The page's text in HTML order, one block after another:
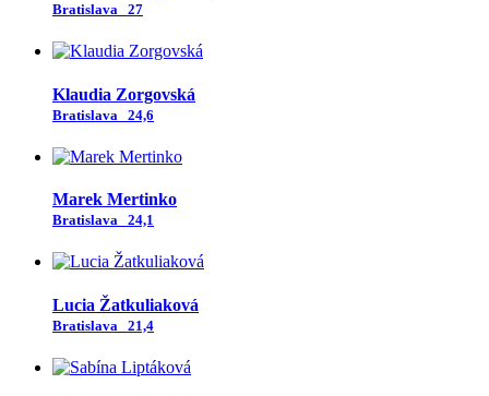
Bratislava 27
Klaudia Zorgovská
Bratislava 24,6
Marek Mertinko
Bratislava 24,1
Lucia Žatkuliaková
Bratislava 21,4